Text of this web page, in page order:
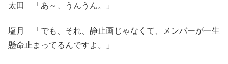
太田 「あ～、うんうん。」
塩月 「でも、それ、静止画じゃなくて、メンバーが一生
懸命止まってるんですよ。」